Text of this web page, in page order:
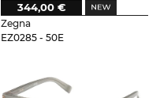
Zegna
EZ0285 - 50E
344,00 €